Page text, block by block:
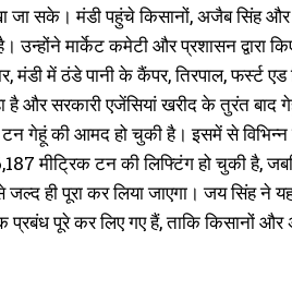
सके। मंडी पहुंचे किसानों, अजैब सिंह और
मार्केट कमेटी और प्रशासन द्वारा
में ठंडे पानी के कैंपर, तिरपाल, फर्स्ट
और सरकारी एजेंसियां खरीद के तुरंत बाद
की आमद हो चुकी है। इसमें से विभिन्न
मीट्रिक टन की लिफ्टिंग हो चुकी है,
ही पूरा कर लिया जाएगा। जय सिंह ने
पूरे कर लिए गए हैं, ताकि किसानों और